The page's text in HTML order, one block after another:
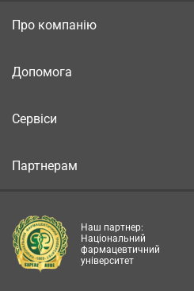
Про компанію
Допомога
Сервіси
Партнерам
Наш партнер:
Національний
фармацевтичний
університет